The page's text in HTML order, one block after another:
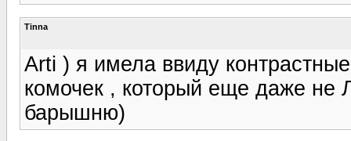
Tinna
Arti ) я имела ввиду
комочек , который еще даже
барышню)